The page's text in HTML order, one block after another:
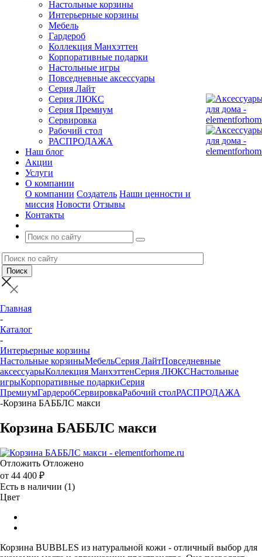
Настольные корзины
Интерьерные корзины
Мебель
Гардероб
Коллекция Манхэттен
Корпоративные подарки
Настольные игры
Повседневные аксессуары
Серия Лайт
Серия ЛЮКС
Серия Премиум
Сервировка
Рабочий стол
РАСПРОДАЖА
Наш блог
Акции
Услуги
О компании
О компании Создатель Наши ценности и
миссия Новости Отзывы
Контакты
Главная
-
Каталог
-
Интерьерные корзины
Настольные корзиныМебельСерия ЛайтПовседневные
аксессуарыКоллекция МанхэттенСерия ЛЮКСНастольные
игрыКорпоративные подаркиСерия
ПремиумГардеробСервировкаРабочий столРАСПРОДАЖА
-Корзина БАББЛС макси
Корзина БАББЛС макси
Отложить Отложено
от 44 400 ₽
Есть в наличии (1)
Цвет
Корзина BUBBLES из натуральной кожи - отличный выбор для